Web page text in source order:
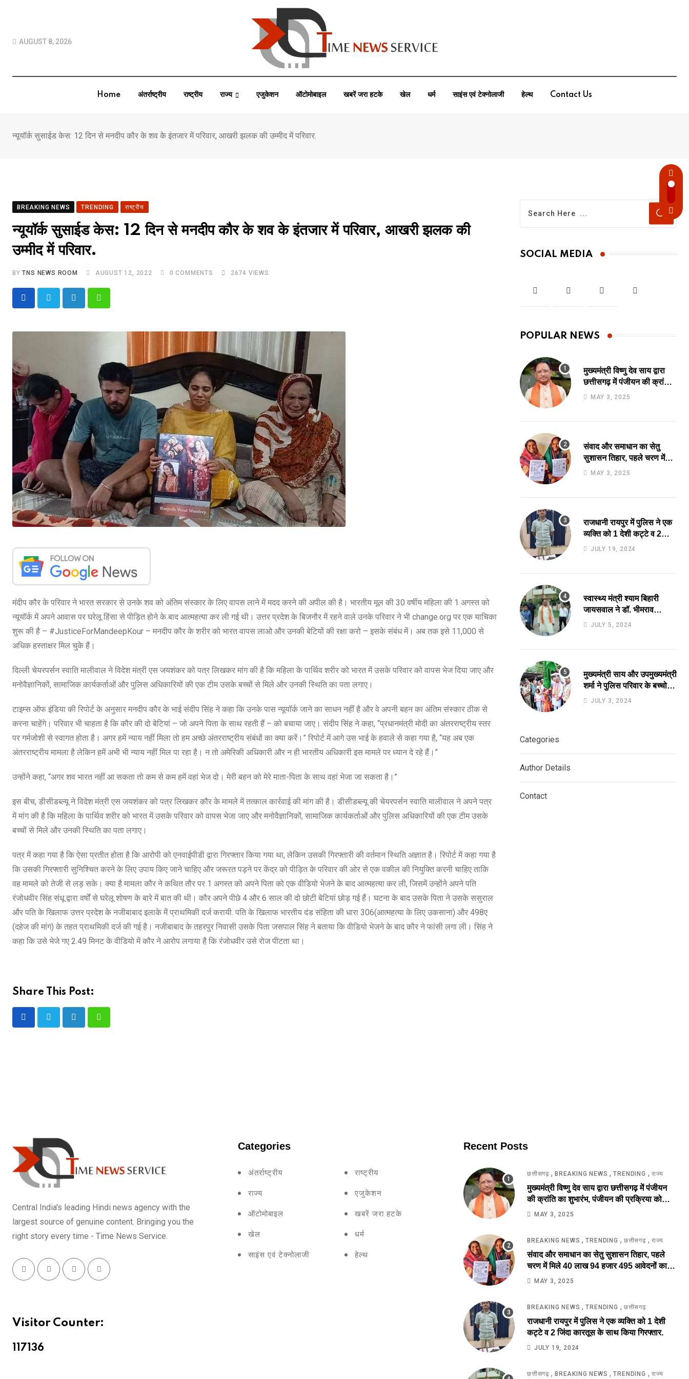
AUGUST 8, 2026
Home अंतर्राष्ट्रीय राष्ट्रीय राज्य एजुकेशन ऑटोमोबाइल खबरें जरा हटके खेल धर्म साइंस एवं टेक्नोलाजी हेल्थ Contact Us
न्यूयॉर्क सुसाईड केस: 12 दिन से मनदीप कौर के शव के इंतजार में परिवार, आखरी झलक की उम्मीद में परिवार.
BREAKING NEWS TRENDING राष्ट्रीय
न्यूयॉर्क सुसाईड केस: 12 दिन से मनदीप कौर के शव के इंतजार में परिवार, आखरी झलक की
उम्मीद में परिवार.
BYTNS NEWS ROOM AUGUST 12, 2022 0 COMMENTS 2674 VIEWS
मंदीप कौर के परिवार ने भारत सरकार से उनके शव को अंतिम संस्कार के लिए वापस लाने में मदद करने की अपील की है। भारतीय मूल की 30 वर्षीय महिला की 1 अगस्त को
न्यूयॉर्क में अपने आवास पर घरेलू हिंसा से पीड़ित होने के बाद आत्महत्या कर ली गई थी। उत्तर प्रदेश के बिजनौर में रहने वाले उनके परिवार ने भी change.org पर एक याचिका
शुरू की है – #JusticeForMandeepKour – मनदीप कौर के शरीर को भारत वापस लाओ और उनकी बेटियों की रक्षा करो – इसके संबंध में। अब तक इसे 11,000 से
अधिक हस्ताक्षर मिल चुके हैं।
दिल्ली चेयरपर्सन स्वाति मालीवाल ने विदेश मंत्री एस जयशंकर को पत्र लिखकर मांग की है कि महिला के पार्थिव शरीर को भारत में उसके परिवार को वापस भेज दिया जाए और
मनोवैज्ञानिकों, सामाजिक कार्यकर्ताओं और पुलिस अधिकारियों की एक टीम उसके बच्चों से मिले और उनकी स्थिति का पता लगाए।
टाइम्स ऑफ इंडिया की रिपोर्ट के अनुसार मनदीप कौर के भाई संदीप सिंह ने कहा कि उनके पास न्यूयॉर्क जाने का साधन नहीं है और वे अपनी बहन का अंतिम संस्कार ठीक से
करना चाहेंगे। परिवार भी चाहता है कि कौर की दो बेटियां – जो अपने पिता के साथ रहती हैं – को बचाया जाए। संदीप सिंह ने कहा, “प्रधानमंत्री मोदी का अंतरराष्ट्रीय स्तर
पर गर्मजोशी से स्वागत होता है। अगर हमें न्याय नहीं मिला तो हम अच्छे अंतरराष्ट्रीय संबंधों का क्या करें।” रिपोर्ट में आगे उस भाई के हवाले से कहा गया है, “यह अब एक
अंतरराष्ट्रीय मामला है लेकिन हमें अभी भी न्याय नहीं मिल पा रहा है। न तो अमेरिकी अधिकारी और न ही भारतीय अधिकारी इस मामले पर ध्यान दे रहे हैं।”
उन्होंने कहा, “अगर शव भारत नहीं आ सकता तो कम से कम हमें वहां भेज दो। मेरी बहन को मेरे माता-पिता के साथ वहां भेजा जा सकता है।”
इस बीच, डीसीडब्ल्यू ने विदेश मंत्री एस जयशंकर को पत्र लिखकर कौर के मामले में तत्काल कार्रवाई की मांग की है। डीसीडब्ल्यू की चेयरपर्सन स्वाति मालीवाल ने अपने पत्र
में मांग की है कि महिला के पार्थिव शरीर को भारत में उसके परिवार को वापस भेजा जाए और मनोवैज्ञानिकों, सामाजिक कार्यकर्ताओं और पुलिस अधिकारियों की एक टीम उसके
बच्चों से मिले और उनकी स्थिति का पता लगाए।
पत्र में कहा गया है कि ऐसा प्रतीत होता है कि आरोपी को एनवाईपीडी द्वारा गिरफ्तार किया गया था, लेकिन उसकी गिरफ्तारी की वर्तमान स्थिति अज्ञात है। रिपोर्ट में कहा गया है
कि उसकी गिरफ्तारी सुनिश्चित करने के लिए उपाय किए जाने चाहिए और जरूरत पड़ने पर केंद्र को पीड़ित के परिवार की ओर से एक वकील की नियुक्ति करनी चाहिए ताकि
वह मामले को तेजी से लड़ सके। क्या है मामला कौर ने कथित तौर पर 1 अगस्त को अपने पिता को एक वीडियो भेजने के बाद आत्महत्या कर ली, जिसमें उन्होंने अपने पति
रंजोधवीर सिंह संधू द्वारा वर्षों से घरेलू शोषण के बारे में बात की थी। कौर अपने पीछे 4 और 6 साल की दो छोटी बेटियां छोड़ गई हैं। घटना के बाद उसके पिता ने उसके ससुराल
और पति के खिलाफ उत्तर प्रदेश के नजीबाबाद इलाके में प्राथमिकी दर्ज करायी. पति के खिलाफ भारतीय दंड संहिता की धारा 306(आत्महत्या के लिए उकसाना) और 498ए
(दहेज की मांग) के तहत प्राथमिकी दर्ज की गई है। नजीबाबाद के तहरपुर निवासी उसके पिता जसपाल सिंह ने बताया कि वीडियो भेजने के बाद कौर ने फांसी लगा ली। सिंह ने
कहा कि उसे भेजे गए 2.49 मिनट के वीडियो में कौर ने आरोप लगाया है कि रंजोधवीर उसे रोज पीटता था।
Share This Post:
SOCIAL MEDIA
POPULAR NEWS
मुख्यमंत्री विष्णु देव साय द्वारा
छत्तीसगढ़ में पंजीयन की क्रांति
का शुभारंभ, पंजीयन की
MAY 3, 2025
संवाद और समाधान का सेतु
सुशासन तिहार, पहले चरण में
मिले 40 लाख 94 हजार 495
MAY 3, 2025
राजधानी रायपुर में पुलिस ने एक
व्यक्ति को 1 देशी कट्टे व 2
जिंदा कारतूस के साथ किया
JULY 19, 2024
स्वास्थ्य मंत्री श्याम बिहारी
जायसवाल ने डॉ. भीमराव
अंबेडकर स्मृति चिकित्सालय में
JULY 5, 2024
मुख्यमंत्री साय और उपमुख्यमंत्री
शर्मा ने पुलिस परिवार के बच्चो
को स्कूल आने जाने के लिए बस
JULY 3, 2024
Categories
Author Details
Contact
Central India's leading Hindi news agency with the
largest source of genuine content. Bringing you the
right story every time - Time News Service.
Visitor Counter:
117136
Categories
अंतर्राष्ट्रीय राष्ट्रीय
राज्य एजुकेशन
ऑटोमोबाइल खबरें जरा हटके
खेल धर्म
साइंस एवं टेक्नोलाजी हेल्थ
Recent Posts
छत्तीसगढ़ , BREAKING NEWS ,TRENDING , राज्य
मुख्यमंत्री विष्णु देव साय द्वारा छत्तीसगढ़ में पंजीयन
की क्रांति का शुभारंभ, पंजीयन की प्रक्रिया को
सरलीकरण कर 10 दिन का काम अब 10 मिनट में..
MAY 3, 2025
BREAKING NEWS ,TRENDING , छत्तीसगढ़, राज्य
संवाद और समाधान का सेतु सुशासन तिहार, पहले
चरण में मिले 40 लाख 94 हजार 495 आवेदनों का
तेजी से निराकरण की ओर.
MAY 3, 2025
BREAKING NEWS ,TRENDING , छत्तीसगढ़
राजधानी रायपुर में पुलिस ने एक व्यक्ति को 1 देशी
कट्टे व 2 जिंदा कारतूस के साथ किया गिरफ्तार.
JULY 19, 2024
छत्तीसगढ़ , BREAKING NEWS ,TRENDING , राज्य